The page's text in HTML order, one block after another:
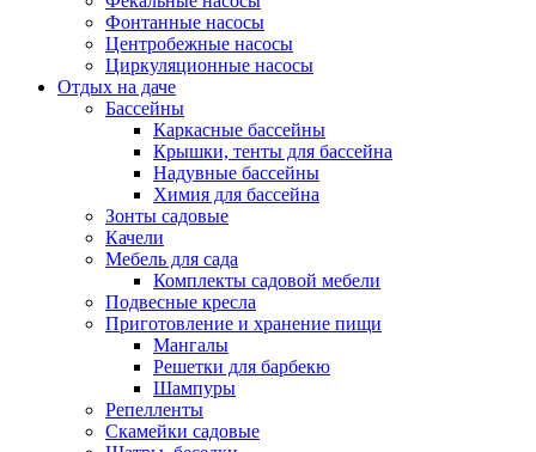
Фонтанные насосы
Центробежные насосы
Циркуляционные насосы
Отдых на даче
Бассейны
Каркасные бассейны
Крышки, тенты для бассейна
Надувные бассейны
Химия для бассейна
Зонты садовые
Качели
Мебель для сада
Комплекты садовой мебели
Подвесные кресла
Приготовление и хранение пищи
Мангалы
Решетки для барбекю
Шампуры
Репелленты
Скамейки садовые